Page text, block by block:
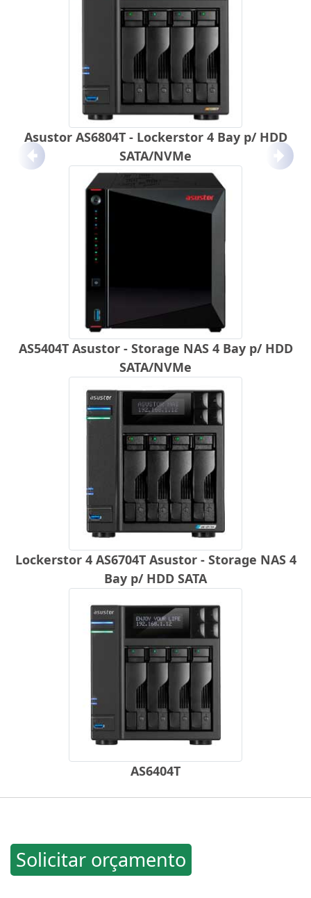
Asustor AS6804T - Lockerstor 4 Bay p/ HDD
SATA/NVMe
AS5404T Asustor - Storage NAS 4 Bay p/ HDD
SATA/NVMe
Lockerstor 4 AS6704T Asustor - Storage NAS 4
Bay p/ HDD SATA
AS6404T
Anterior
Solicitar orçamento